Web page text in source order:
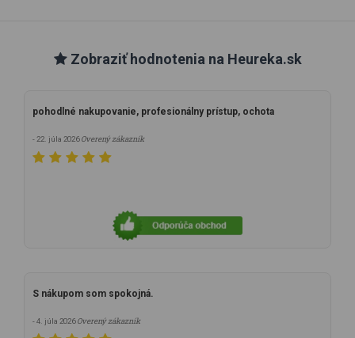
Zobraziť hodnotenia na Heureka.sk
pohodlné nakupovanie, profesionálny prístup, ochota
- 22. júla 2026Overený zákazník
S nákupom som spokojná.
- 4. júla 2026Overený zákazník